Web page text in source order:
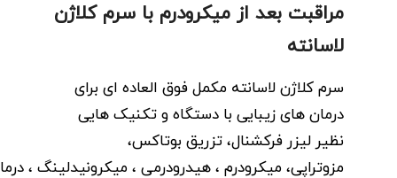
مراقبت بعد از میکرودرم با سرم کلاژن
لاسانته
سرم کلاژن لاسانته مکمل فوق العاده ای برای
درمان های زیبایی با دستگاه و تکنیک هایی
نظیر لیزر فرکشنال، تزریق بوتاکس،
مزوتراپی، میکرودرم ، هیدرودرمی ، میکرونیدلینگ ،